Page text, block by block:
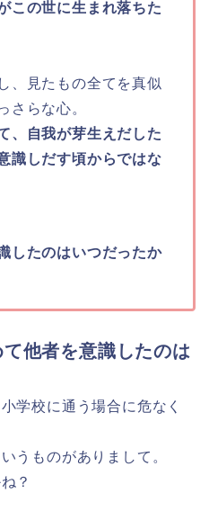
この世に生まれ落ちた
、見たもの全てを真似
さらな心。
、自我が芽生えだした
識しだす頃からではな
したのはいつだったか
他者を意識したのは
学校に通う場合に危なく
うものがありまして。
？